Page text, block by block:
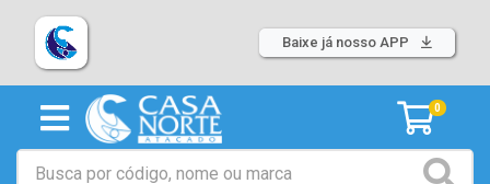
Baixe já nosso APP
0